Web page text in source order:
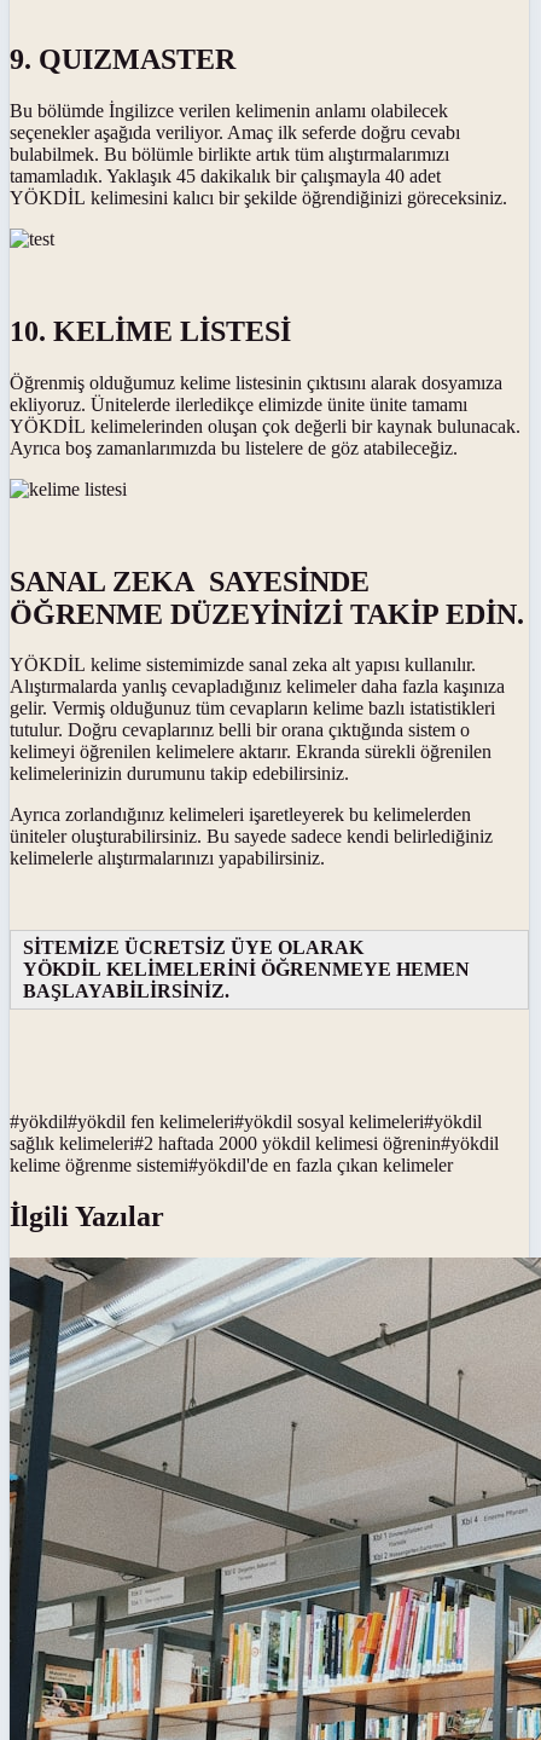
9. QUIZMASTER
Bu bölümde İngilizce verilen kelimenin anlamı olabilecek
seçenekler aşağıda veriliyor. Amaç ilk seferde doğru cevabı
bulabilmek. Bu bölümle birlikte artık tüm alıştırmalarımızı
tamamladık. Yaklaşık 45 dakikalık bir çalışmayla 40 adet
YÖKDİL kelimesini kalıcı bir şekilde öğrendiğinizi göreceksiniz.
10. KELİME LİSTESİ
Öğrenmiş olduğumuz kelime listesinin çıktısını alarak dosyamıza
ekliyoruz. Ünitelerde ilerledikçe elimizde ünite ünite tamamı
YÖKDİL kelimelerinden oluşan çok değerli bir kaynak bulunacak.
Ayrıca boş zamanlarımızda bu listelere de göz atabileceğiz.
SANAL ZEKA SAYESİNDE
ÖĞRENME DÜZEYİNİZİ TAKİP EDİN.
YÖKDİL kelime sistemimizde sanal zeka alt yapısı kullanılır.
Alıştırmalarda yanlış cevapladığınız kelimeler daha fazla kaşınıza
gelir. Vermiş olduğunuz tüm cevapların kelime bazlı istatistikleri
tutulur. Doğru cevaplarınız belli bir orana çıktığında sistem o
kelimeyi öğrenilen kelimelere aktarır. Ekranda sürekli öğrenilen
kelimelerinizin durumunu takip edebilirsiniz.
Ayrıca zorlandığınız kelimeleri işaretleyerek bu kelimelerden
üniteler oluşturabilirsiniz. Bu sayede sadece kendi belirlediğiniz
kelimelerle alıştırmalarınızı yapabilirsiniz.
SİTEMİZE ÜCRETSİZ ÜYE OLARAK
YÖKDİL KELİMELERİNİ ÖĞRENMEYE HEMEN
BAŞLAYABİLİRSİNİZ.
#yökdil#yökdil fen kelimeleri#yökdil sosyal kelimeleri#yökdil
sağlık kelimeleri#2 haftada 2000 yökdil kelimesi öğrenin#yökdil
kelime öğrenme sistemi#yökdil'de en fazla çıkan kelimeler
İlgili Yazılar